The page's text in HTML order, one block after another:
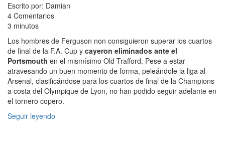
Escrito por: Damian
4 Comentarios
3 minutos
Los hombres de Ferguson non consiguieron superar los cuartos
de final de la F.A. Cup y cayeron eliminados ante el
Portsmouth en el mismísimo Old Trafford. Pese a estar
atravesando un buen momento de forma, peleándole la liga al
Arsenal, clasificándose para los cuartos de final de la Champions
a costa del Olympique de Lyon, no han podido seguir adelante en
el tornero copero.
Seguir leyendo